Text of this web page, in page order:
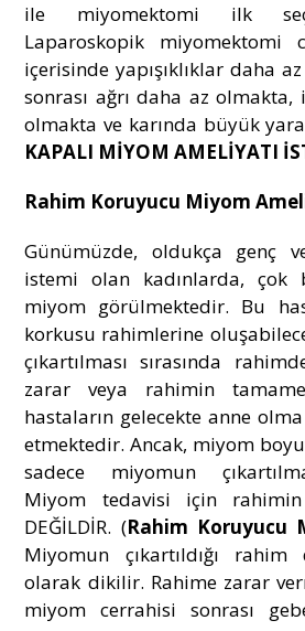
ile miyomektomi ilk
Laparoskopik miyomektomi
içerisinde yapışıklıklar daha
sonrası ağrı daha az olmakta,
olmakta ve karında büyük
KAPALI MİYOM AMELİYATI
Rahim Koruyucu Miyom
Günümüzde, oldukça genç
istemi olan kadınlarda, çok
miyom görülmektedir. Bu
korkusu rahimlerine
çıkartılması sırasında
zarar veya rahimin
hastaların gelecekte anne
etmektedir. Ancak, miyom
sadece miyomun
Miyom tedavisi için rahimin
DEĞİLDİR. (Rahim Koruyucu
Miyomun çıkartıldığı
olarak dikilir. Rahime zarar
miyom cerrahisi sonrası